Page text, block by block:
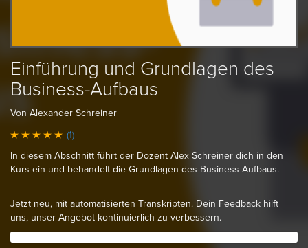
Einführung und Grundlagen des
Business-Aufbaus
Von Alexander Schreiner
(1)
In diesem Abschnitt führt der Dozent Alex Schreiner dich in den
Kurs ein und behandelt die Grundlagen des Business-Aufbaus.
Jetzt neu, mit automatisierten Transkripten. Dein Feedback hilft
uns, unser Angebot kontinuierlich zu verbessern.